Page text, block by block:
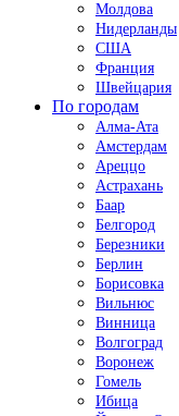
Молдова
Нидерланды
США
Франция
Швейцария
По городам
Алма-Ата
Амстердам
Ареццо
Астрахань
Баар
Белгород
Березники
Берлин
Борисовка
Вильнюс
Винница
Волгоград
Воронеж
Гомель
Ибица